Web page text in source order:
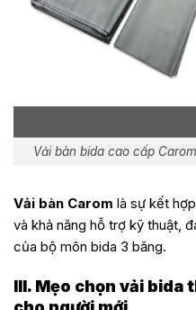
Vải bàn bida cao cấp
Vải bàn Carom là sự kết
và khả năng hỗ trợ kỹ thuật,
của bộ môn bida 3 băng.
III. Mẹo chọn vải bida